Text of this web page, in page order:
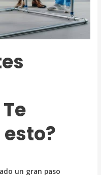
un gran paso